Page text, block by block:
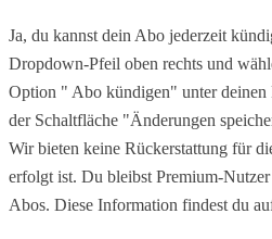
Ja, du kannst dein Abo jederzeit
Dropdown-Pfeil oben rechts und
Option " Abo kündigen" unter deinen
der Schaltfläche "Änderungen
Wir bieten keine Rückerstattung für
erfolgt ist. Du bleibst Premium-
Abos. Diese Information findest du